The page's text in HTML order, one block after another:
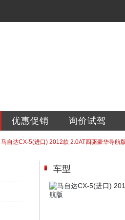
优惠促销 询价试驾
马自达CX-5(进口) 2012款 2.0AT四驱豪华导航
车型